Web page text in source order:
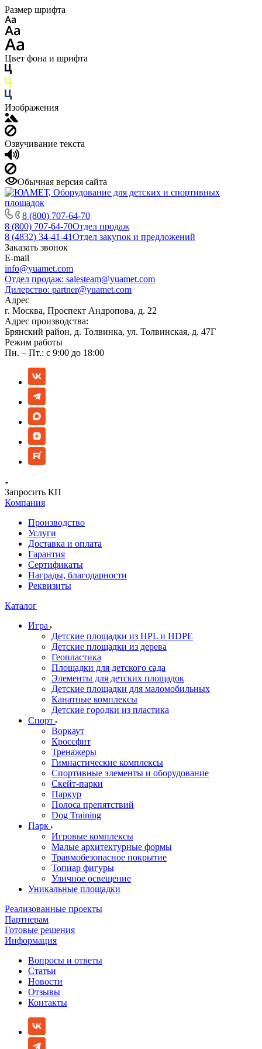
Размер шрифта
Цвет фона и шрифта
Изображения
Озвучивание текста
Обычная версия сайта
8 (800) 707-64-70
8 (800) 707-64-70Отдел продаж
8 (4832) 34-41-41Отдел закупок и предложений
Заказать звонок
E-mail
info@yuamet.com
Отдел продаж: salesteam@yuamet.com
Дилерство: partner@yuamet.com
Адрес
г. Москва, Проспект Андропова, д. 22
Адрес производства:
Брянский район, д. Толвинка, ул. Толвинская, д. 47Г
Режим работы
Пн. – Пт.: с 9:00 до 18:00
Запросить КП
Компания
Производство
Услуги
Доставка и оплата
Гарантия
Сертификаты
Награды, благодарности
Реквизиты
Каталог
Игра
Детские площадки из HPL и HDPE
Детские площадки из дерева
Геопластика
Площадки для детского сада
Элементы для детских площадок
Детские площадки для маломобильных
Канатные комплексы
Детские городки из пластика
Спорт
Воркаут
Кроссфит
Тренажеры
Гимнастические комплексы
Спортивные элементы и оборудование
Скейт-парки
Паркур
Полоса препятствий
Dog Training
Парк
Игровые комплексы
Малые архитектурные формы
Травмобезопасное покрытие
Топиар фигуры
Уличное освещение
Уникальные площадки
Реализованные проекты
Партнерам
Готовые решения
Информация
Вопросы и ответы
Статьи
Новости
Отзывы
Контакты